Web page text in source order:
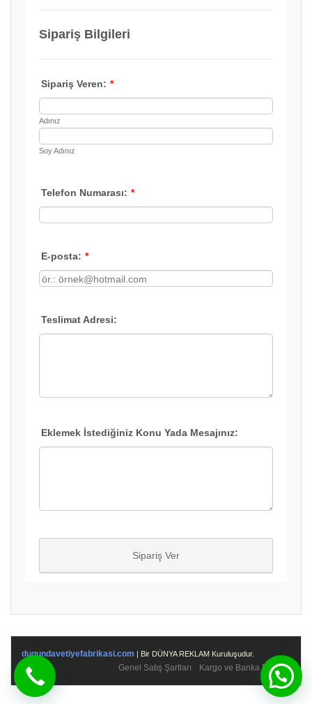
dugundavetiyefabrikasi.com | Bir DÜNYA REKLAM Kuruluşudur.
Genel Satış Şartları Kargo ve Banka Bilgileri